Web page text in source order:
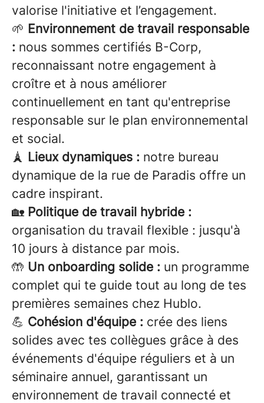
valorise l'initiative et l’engagement.
🌱 Environnement de travail responsable
: nous sommes certifiés B-Corp,
reconnaissant notre engagement à
croître et à nous améliorer
continuellement en tant qu'entreprise
responsable sur le plan environnemental
et social.
🗼 Lieux dynamiques : notre bureau
dynamique de la rue de Paradis offre un
cadre inspirant.
🏡 Politique de travail hybride :
organisation du travail flexible : jusqu'à
10 jours à distance par mois.
🤲 Un onboarding solide : un programme
complet qui te guide tout au long de tes
premières semaines chez Hublo.
💪 Cohésion d'équipe : crée des liens
solides avec tes collègues grâce à des
événements d'équipe réguliers et à un
séminaire annuel, garantissant un
environnement de travail connecté et